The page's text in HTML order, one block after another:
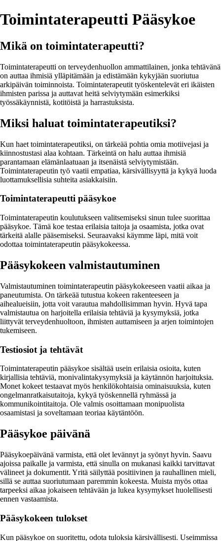
Toimintaterapeutti Pääsykoe
Mikä on toimintaterapeutti?
Toimintaterapeutti on terveydenhuollon ammattilainen, jonka tehtävänä
on auttaa ihmisiä ylläpitämään ja edistämään kykyjään suoriutua
arkipäivän toiminnoista. Toimintaterapeutit työskentelevät eri ikäisten
ihmisten parissa ja auttavat heitä selviytymään esimerkiksi
työssäkäynnistä, kotitöistä ja harrastuksista.
Miksi haluat toimintaterapeutiksi?
Kun haet toimintaterapeutiksi, on tärkeää pohtia omia motiivejasi ja
kiinnostustasi alaa kohtaan. Tärkeintä on halu auttaa ihmisiä
parantamaan elämänlaatuaan ja itsenäistä selviytymistään.
Toimintaterapeutin työ vaatii empatiaa, kärsivällisyyttä ja kykyä luoda
luottamuksellisia suhteita asiakkaisiin.
Toimintaterapeutti pääsykoe
Toimintaterapeutin koulutukseen valitsemiseksi sinun tulee suorittaa
pääsykoe. Tämä koe testaa erilaisia taitoja ja osaamista, jotka ovat
tärkeitä alalle pääsemiseksi. Seuraavaksi käymme läpi, mitä voit
odottaa toimintaterapeutin pääsykokeessa.
Pääsykokeen valmistautuminen
Valmistautuminen toimintaterapeutin pääsykokeeseen vaatii aikaa ja
paneutumista. On tärkeää tutustua kokeen rakenteeseen ja
aihealueisiin, jotta voit varautua mahdollisimman hyvin. Hyvä tapa
valmistautua on harjoitella erilaisia tehtäviä ja kysymyksiä, jotka
liittyvät terveydenhuoltoon, ihmisten auttamiseen ja arjen toimintojen
tukemiseen.
Testiosiot ja tehtävät
Toimintaterapeutin pääsykoe sisältää usein erilaisia osioita, kuten
kirjallisia tehtäviä, monivalintakysymyksiä ja käytännön harjoituksia.
Monet kokeet testaavat myös henkilökohtaisia ominaisuuksia, kuten
ongelmanratkaisutaitoja, kykyä työskennellä ryhmässä ja
kommunikointitaitoja. Ole valmis osoittamaan monipuolista
osaamistasi ja soveltamaan teoriaa käytäntöön.
Pääsykoe päivänä
Pääsykoepäivänä varmista, että olet levännyt ja syönyt hyvin. Saavu
ajoissa paikalle ja varmista, että sinulla on mukanasi kaikki tarvittavat
välineet ja dokumentit. Yritä säilyttää positiivinen ja rauhallinen mieli,
sillä se auttaa suoriutumaan paremmin kokeesta. Muista myös ottaa
tarpeeksi aikaa jokaiseen tehtävään ja lukea kysymykset huolellisesti
ennen vastaamista.
Pääsykokeen tulokset
Kun pääsykoe on suoritettu, odota tuloksia kärsivällisesti. Useimmissa